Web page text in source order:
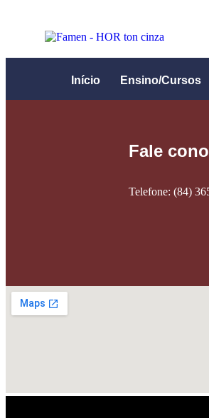
Início Ensino/Cursos
Fale
Telefone: (84)